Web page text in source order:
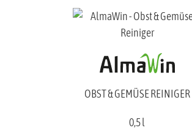
OBST & GEMÜSE REINIGER
0,5 l